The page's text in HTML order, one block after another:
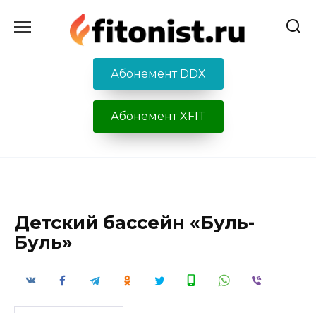
содержанию
Абонемент DDX
Абонемент XFIT
Детский бассейн «Буль-
Буль»